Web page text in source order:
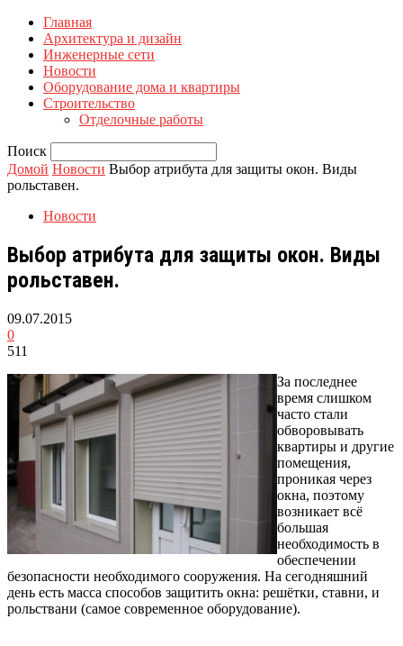
Главная
Архитектура и дизайн
Инженерные сети
Новости
Оборудование дома и квартиры
Строительство
Отделочные работы
Поиск
Домой Новости Выбор атрибута для защиты окон. Виды
рольставен.
Новости
Выбор атрибута для защиты окон. Виды
рольставен.
09.07.2015
0
511
За последнее
время слишком
часто стали
обворовывать
квартиры и другие
помещения,
проникая через
окна, поэтому
возникает всё
большая
необходимость в
обеспечении
безопасности необходимого сооружения. На сегодняшний
день есть масса способов защитить окна: решётки, ставни, и
рольствани (самое современное оборудование).